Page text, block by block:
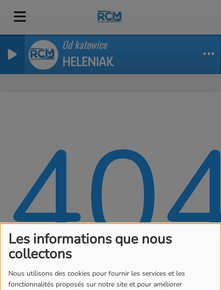
Les informations que nous
collectons
Nous utilisons des cookies pour fournir les services et les
fonctionnalités proposés sur notre site et pour améliorer
Od katowice
HELENIAK